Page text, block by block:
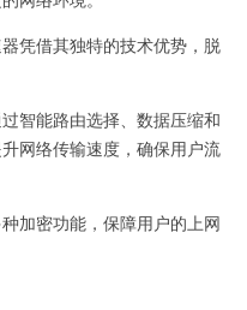
凭借其独特的技术优势，脱
智能路由选择、数据压缩和
网络传输速度，确保用户流
加密功能，保障用户的上网